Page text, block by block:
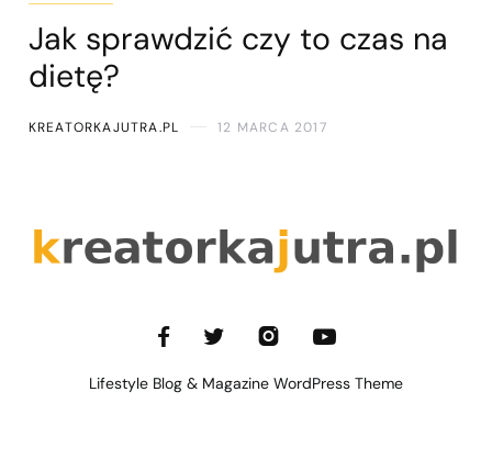
Jak sprawdzić czy to czas na
dietę?
KREATORKAJUTRA.PL 12 MARCA 2017
Lifestyle Blog & Magazine WordPress Theme